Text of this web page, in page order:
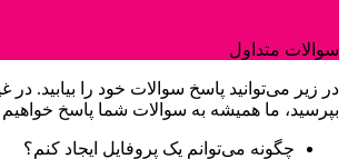
سوالات متداول
در زیر می‌توانید پاسخ سوالات خود را بیابید.
بپرسید، ما همیشه به سوالات شما پاسخ خواهیم
چگونه می‌توانم یک پروفایل ایجاد کنم؟